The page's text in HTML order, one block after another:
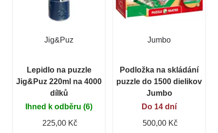
Jig&Puz
Lepidlo na puzzle
Jig&Puz 220ml na 4000
dílků
Ihned k odběru (6)
225,00 Kč
Jumbo
Podložka na skládání
puzzle do 1500 dielikov
Jumbo
Do 14 dní
500,00 Kč